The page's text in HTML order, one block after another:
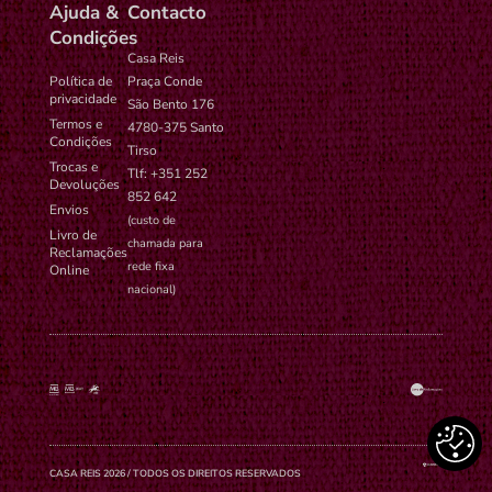
Ajuda &
Condições
Política de
privacidade
Termos e
Condições
Trocas e
Devoluções
Envios
Livro de
Reclamações
Online
Contacto
Casa Reis
Praça Conde
São Bento 176
4780-375 Santo
Tirso
Tlf: +351 252
852 642
(custo de
chamada para
rede fixa
nacional)
CASA REIS 2026 / TODOS OS DIREITOS RESERVADOS